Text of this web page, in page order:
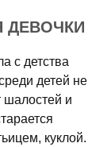
ДЕВОЧКИ
с детства
детей не
шалостей и
куклой.